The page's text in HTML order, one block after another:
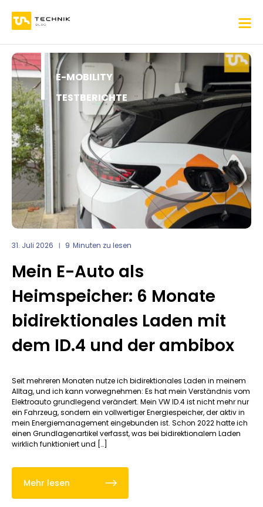
E-MOBILITY
TESTBERICHTE
31. Juli 2026 9 Minuten zu lesen
Mein E-Auto als
Heimspeicher: 6 Monate
bidirektionales Laden mit
dem ID.4 und der ambibox
Seit mehreren Monaten nutze ich bidirektionales Laden in meinem
Alltag, und ich kann vorwegnehmen: Es hat mein Verständnis vom
Elektroauto grundlegend verändert. Mein VW ID.4 ist nicht mehr nur
ein Fahrzeug, sondern ein vollwertiger Energiespeicher, der aktiv in
mein Energiemanagement eingebunden ist. Schon 2022 hatte ich
einen Grundlagenartikel verfasst, was bei bidirektionalem Laden
wirklich funktioniert und […]
Mehr lesen